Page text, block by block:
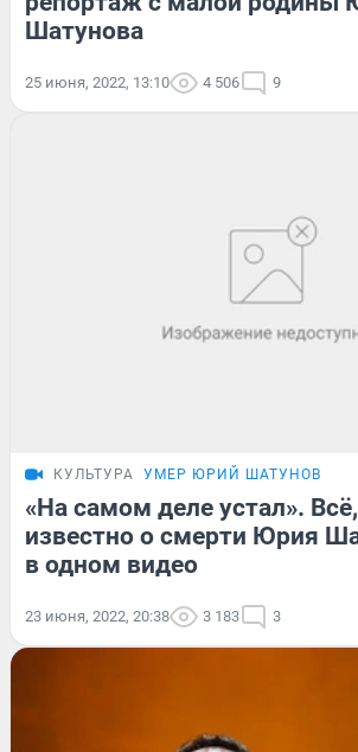
Шатунова
25 июня, 2022, 13:10 4 506 9
КУЛЬТУРА УМЕР ЮРИЙ ШАТУНОВ
«На самом деле устал».
известно о смерти Юрия
в одном видео
23 июня, 2022, 20:38 3 183 3